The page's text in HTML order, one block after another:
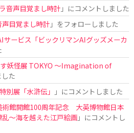
音声目覚まし時計」にコメントしました
声目覚まし時計」をフォローしました
サービス「ビックリマンAIグッズメーカ
妖怪展 TOKYO 〜Imagination of
た
特別展「水滸伝」
」にコメントしました
術館開館100周年記念 大英博物館日本
～海を越えた江戸絵画」にコメントし